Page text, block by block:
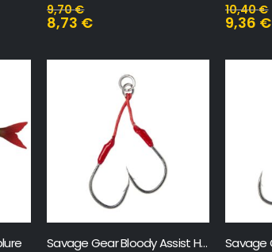
9,70€
8,73 €
10,40€
9,36 €
Savage Gear Bloody Assist Hook J